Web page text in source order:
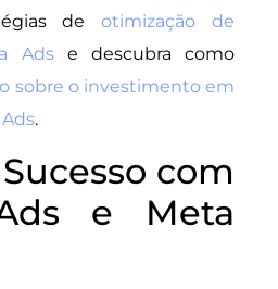
deotimização de
Adse descubra como
sobre o investimento em
.
com
e Meta